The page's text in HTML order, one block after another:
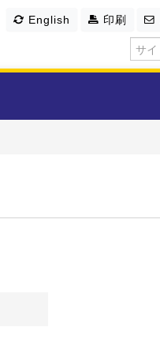
English 印刷